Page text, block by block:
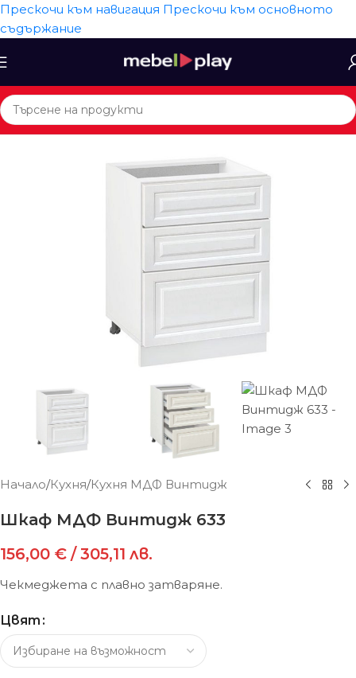
Прескочи към навигация Прескочи към основното
съдържание
Начало/Кухня/Кухня МДФ Винтидж
Шкаф МДФ Винтидж 633
156,00 € / 305,11 лв.
Чекмеджета с плавно затваряне.
Цвят